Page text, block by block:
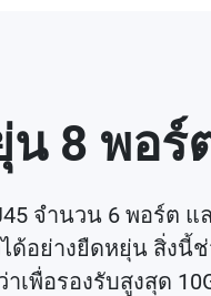
8 พอร์
จำนวน 6 พอร์ต
ด้อย่างยืดหยุ่น สิ่ง
เพื่อรองรับสูงสุด